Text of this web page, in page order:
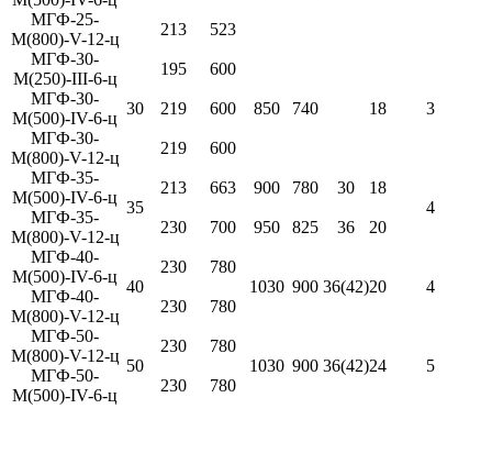
МГФ-25-
М(800)-V-12-ц
213
523
МГФ-30-
М(250)-III-6-ц
30
195 600
850 740 18 3
МГФ-30-
М(500)-IV-6-ц
219
600
МГФ-30-
М(800)-V-12-ц
219
600
МГФ-35-
М(500)-IV-6-ц
35
213 663 900 780 30
18
4
МГФ-35-
М(800)-V-12-ц
230 700 950 825 36
20
МГФ-40-
М(500)-IV-6-ц
40
230
780
1030 900 36(42)20 4
МГФ-40-
М(800)-V-12-ц
230
780
МГФ-50-
М(800)-V-12-ц
50
230
780
1030 900 36(42)24 5
МГФ-50-
М(500)-IV-6-ц
230 780